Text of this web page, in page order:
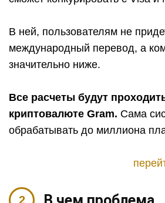
В ней, пользователям не
международный перевод, а
значительно ниже.
Все расчеты будут
криптовалюте Gram. Сама
обрабатывать до миллиона